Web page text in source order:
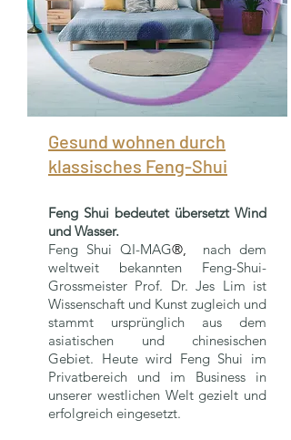
Gesund wohnen durch
klassisches Feng-Shui
Feng Shui bedeutet übersetzt Wind
und Wasser.
Feng Shui QI-MAG®, nach dem
weltweit bekannten Feng-Shui-
Grossmeister Prof. Dr. Jes Lim ist
Wissenschaft und Kunst zugleich und
stammt ursprünglich aus dem
asiatischen und chinesischen
Gebiet. Heute wird Feng Shui im
Privatbereich und im Business in
unserer westlichen Welt gezielt und
erfolgreich eingesetzt.